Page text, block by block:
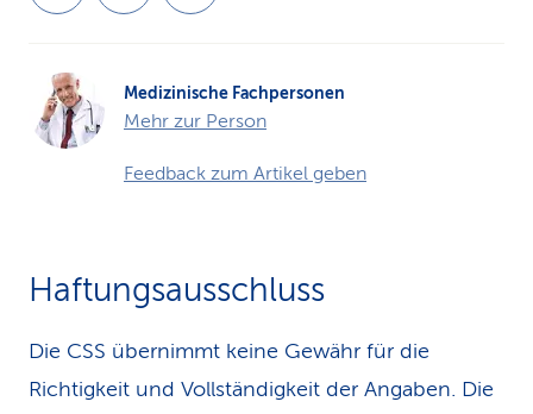
Medizinische Fachpersonen
Mehr zur Person
Feedback zum Artikel geben
Haftungsausschluss
Die CSS übernimmt keine Gewähr für die
Richtigkeit und Vollständigkeit der Angaben. Die